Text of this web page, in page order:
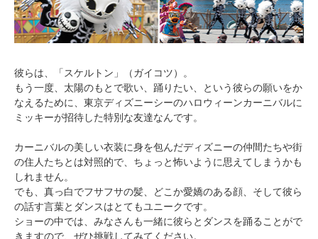
彼らは、「スケルトン」（ガイコツ）。
もう一度、太陽のもとで歌い、踊りたい、という彼らの願いをか
なえるために、東京ディズニーシーのハロウィーンカーニバルに
ミッキーが招待した特別な友達なんです。
カーニバルの美しい衣装に身を包んだディズニーの仲間たちや街
の住人たちとは対照的で、ちょっと怖いように思えてしまうかも
しれません。
でも、真っ白でフサフサの髪、どこか愛嬌のある顔、そして彼ら
の話す言葉とダンスはとてもユニークです。
ショーの中では、みなさんも一緒に彼らとダンスを踊ることがで
きますので、ぜひ挑戦してみてください。